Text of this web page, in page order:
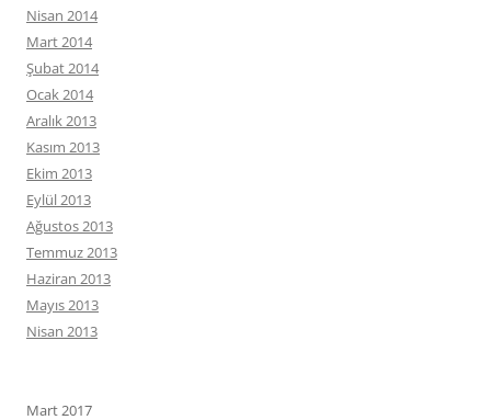
Nisan 2014
Mart 2014
Şubat 2014
Ocak 2014
Aralık 2013
Kasım 2013
Ekim 2013
Eylül 2013
Ağustos 2013
Temmuz 2013
Haziran 2013
Mayıs 2013
Nisan 2013
Mart 2017